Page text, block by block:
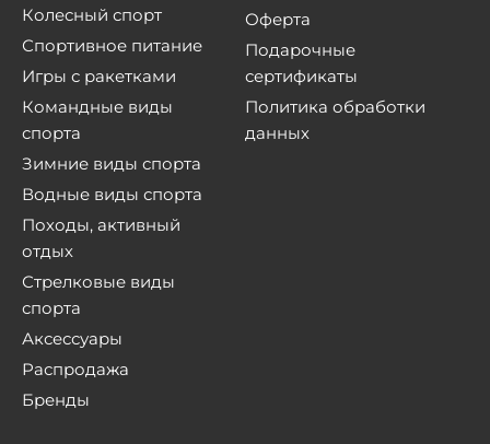
Колесный спорт
Спортивное питание
Игры с ракетками
Командные виды
спорта
Зимние виды спорта
Водные виды спорта
Походы, активный
отдых
Стрелковые виды
спорта
Аксессуары
Распродажа
Бренды
Оферта
Подарочные
сертификаты
Политика обработки
данных